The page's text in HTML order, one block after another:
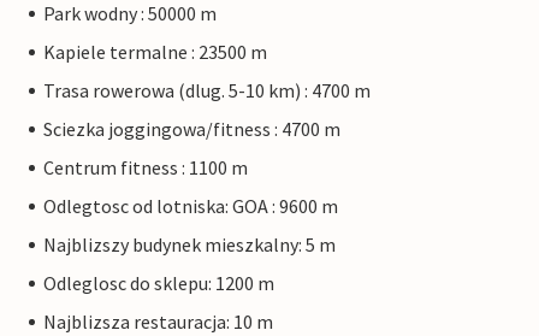
Park wodny : 50000 m
Kapiele termalne : 23500 m
Trasa rowerowa (dlug. 5-10 km) : 4700 m
Sciezka joggingowa/fitness : 4700 m
Centrum fitness : 1100 m
Odlegtosc od lotniska: GOA : 9600 m
Najblizszy budynek mieszkalny: 5 m
Odleglosc do sklepu: 1200 m
Najblizsza restauracja: 10 m